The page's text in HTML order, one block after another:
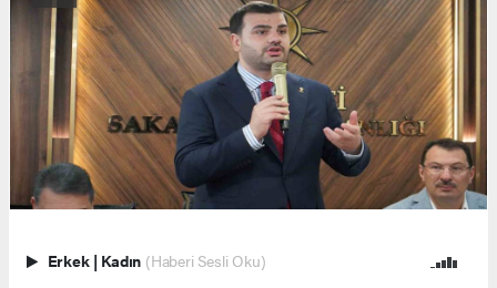
Erkek | Kadın (Haberi Sesli Oku)